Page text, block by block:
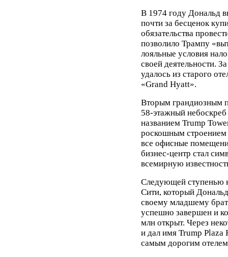
В 1974 году Дональд
почти за бесценок
обязательства
позволило Трампу
лояльные условия
своей деятельности.
удалось из старого
«Grand Hyatt».
Вторым грандиозным
58-этажный
названием Trump
роскошным
все офисные
бизнес-центр стал
всемирную
Следующей ступенью к
Сити, который
своему младшему
успешно завершен и
млн открыт. Через
и дал имя Trump Plaza
самым дорогим